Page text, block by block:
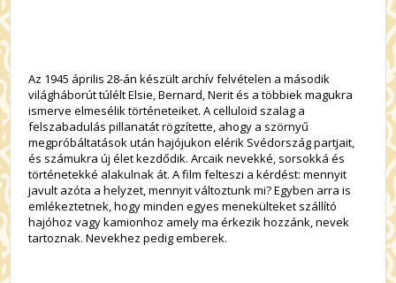
Az 1945 április 28-án készült archív felvételen a második
világháborút túlélt Elsie, Bernard, Nerit és a többiek magukra
ismerve elmesélik történeteiket. A celluloid szalag a
felszabadulás pillanatát rögzítette, ahogy a szörnyű
megpróbáltatások után hajójukon elérik Svédország partjait,
és számukra új élet kezdődik. Arcaik nevekké, sorsokká és
történetekké alakulnak át. A film felteszi a kérdést: mennyit
javult azóta a helyzet, mennyit változtunk mi? Egyben arra is
emlékeztetnek, hogy minden egyes menekülteket szállító
hajóhoz vagy kamionhoz amely ma érkezik hozzánk, nevek
tartoznak. Nevekhez pedig emberek.